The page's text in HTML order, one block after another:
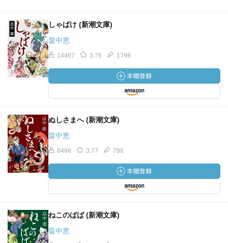
しゃばけ (新潮文庫)
畠中恵
14467 3.76 1798
ぬしさまへ (新潮文庫)
畠中恵
8488 3.77 796
ねこのばば (新潮文庫)
畠中恵